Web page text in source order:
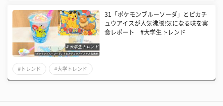
31「ポケモンブルーソーダ」とピカチ
ュウアイスが人気沸騰!気になる味を実
食レポート #大学生トレンド
#トレンド #大学トレンド